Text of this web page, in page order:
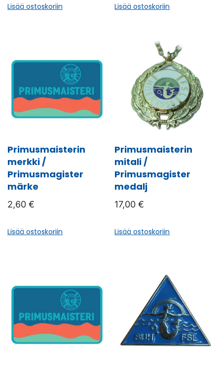
Lisää ostoskoriin Lisää ostoskoriin
Primusmaisterin
merkki /
Primusmagister
märke
2,60 €
Lisää ostoskoriin
Primusmaisterin
mitali /
Primusmagister
medalj
17,00€
Lisää ostoskoriin